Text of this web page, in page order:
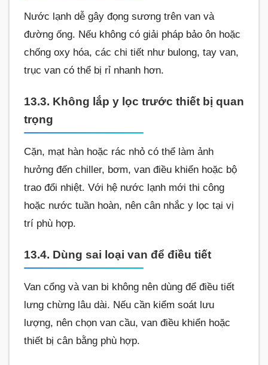
Nước lạnh dễ gây đọng sương trên van và
đường ống. Nếu không có giải pháp bảo ôn hoặc
chống oxy hóa, các chi tiết như bulong, tay van,
trục van có thể bị rỉ nhanh hơn.
13.3. Không lắp y lọc trước thiết bị quan
trọng
Cặn, mạt hàn hoặc rác nhỏ có thể làm ảnh
hưởng đến chiller, bơm, van điều khiển hoặc bộ
trao đổi nhiệt. Với hệ nước lạnh mới thi công
hoặc nước tuần hoàn, nên cân nhắc y lọc tại vị
trí phù hợp.
13.4. Dùng sai loại van để điều tiết
Van cổng và van bi không nên dùng để điều tiết
lưng chừng lâu dài. Nếu cần kiểm soát lưu
lượng, nên chọn van cầu, van điều khiển hoặc
thiết bị cân bằng phù hợp.